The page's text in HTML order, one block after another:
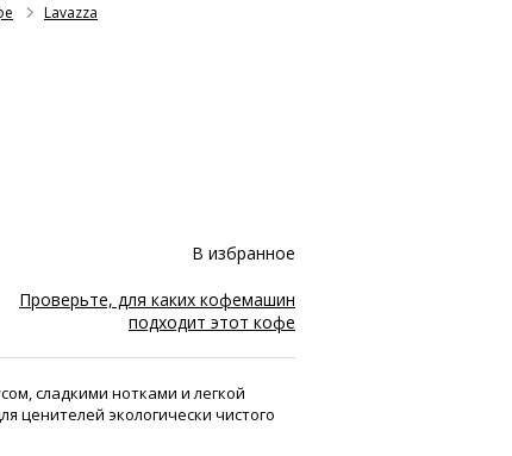
Lavazza
В избранное
Проверьте, для каких кофемашин
подходит этот кофе
сладкими нотками и легкой
ценителей экологически чистого